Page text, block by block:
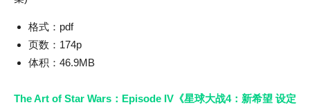
格式：pdf
页数：174p
体积：46.9MB
The Art of Star Wars：Episode IV《星球大战4：新希望 设定